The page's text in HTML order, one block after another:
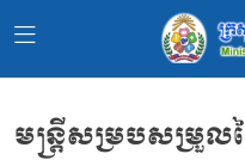
មន្រ្តីសម្របសម្រួល